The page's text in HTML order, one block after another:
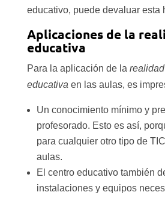
educativo, puede devaluar esta
Aplicaciones de la
educativa
Para la aplicación de la
educativa en las aulas, es
Un conocimiento mínimo y
profesorado. Esto es así,
para cualquier otro tipo de
aulas.
El centro educativo también
instalaciones y equipos